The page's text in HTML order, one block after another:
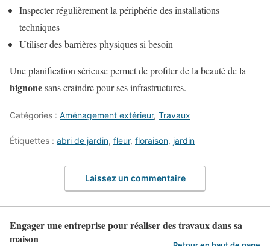
Inspecter régulièrement la périphérie des installations
techniques
Utiliser des barrières physiques si besoin
Une planification sérieuse permet de profiter de la beauté de la
bignonesans craindre pour ses infrastructures.
Catégories : Aménagement extérieur, Travaux
Étiquettes : abri de jardin, fleur, floraison, jardin
Laissez un commentaire
Engager une entreprise pour réaliser des travaux dans sa
maison